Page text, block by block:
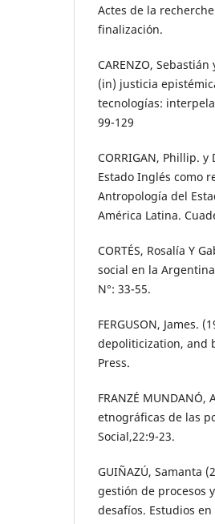
Actes de la
finalización.
CARENZO,
(in) justicia
tecnologías:
99-129
CORRIGAN, Phillip. y
Estado Inglés como
Antropología del
América Latina.
CORTÉS, Rosalía Y
social en la
N°: 33-55.
FERGUSON, James.
depoliticization, and
Press.
FRANZÉ
etnográficas de las
Social,22:9-23.
GUIÑAZÚ, Samanta
gestión de procesos
desafíos. Estudios